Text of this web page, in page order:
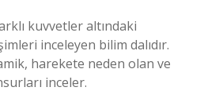
kuvvetler altındaki
inceleyen bilim dalıdır.
harekete neden olan ve
inceler.